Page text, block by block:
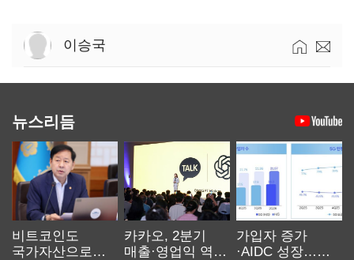
이승국
뉴스리듬
비트코인도
국가자산으로…'
카카오, 2분기
매출·영업익 역대
가입자 증가
·AIDC 성장…